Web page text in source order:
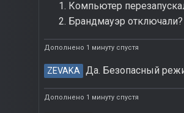
Компьютер
Брандмауэр отключали?
Дополнено 1 минуту спустя
ZEVAKA Да. Безопасный
Дополнено 1 минуту спустя